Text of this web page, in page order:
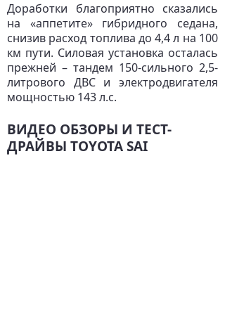
Доработки благоприятно сказались
на «аппетите» гибридного седана,
снизив расход топлива до 4,4 л на 100
км пути. Силовая установка осталась
прежней – тандем 150-сильного 2,5-
литрового ДВС и электродвигателя
мощностью 143 л.с.
ВИДЕО ОБЗОРЫ И ТЕСТ-
ДРАЙВЫ TOYOTA SAI